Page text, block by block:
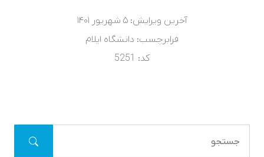
آخرین ویرایش: ۵ شهريور ۱۴۰۱
فرابرچسب: دانشگاه ایلام
کد: 5251